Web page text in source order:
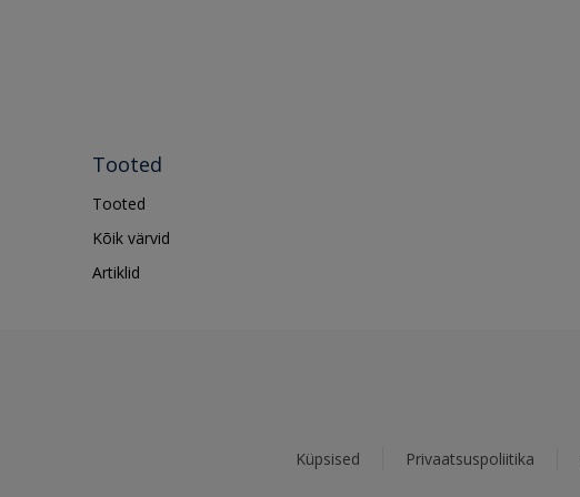
Tooted
Tooted
Kõik värvid
Artiklid
Küpsised Privaatsuspoliitika